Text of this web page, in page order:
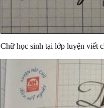
Chữ học sinh tại lớp luyện viết